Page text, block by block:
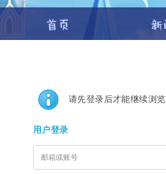
请先登录后才能继续浏览
用户登录